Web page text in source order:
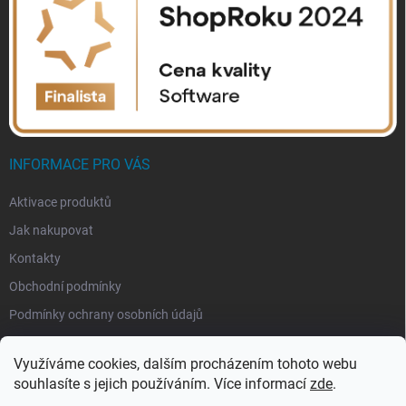
Využíváme cookies, dalším procházením tohoto webu
souhlasíte s jejich používáním. Více informací zde.
INFORMACE PRO VÁS
Aktivace produktů
Jak nakupovat
Kontakty
Obchodní podmínky
Podmínky ochrany osobních údajů